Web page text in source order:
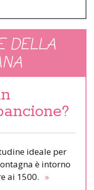
DELLA
ideale per
è intorno
ai 1500. »